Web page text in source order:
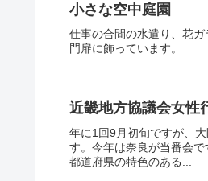
小さな空中庭園
仕事の合間の水遣り、花
門扉に飾っています。
近畿地方協議会女性
年に1回9月初旬ですが、
す。今年は奈良が当番会
都道府県の特色のある...